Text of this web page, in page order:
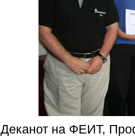
Деканот на ФЕИТ,